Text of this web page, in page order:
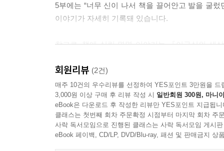
---「아름다움을 지키기 위해」중에서
내겐 소중한 사람이 언론에서 그저 ‘불쌍한 장애
는 만큼 세상이 나아지고 가장 약한 곳에서 세계
하는 일을 이 사회의 기억으로 남기고 싶었다.
---「서지 않는 열차를 멈춰 세우며」중에서
5부에는 “너무 신이 나서 책을 끌어안고 발을 굴
이야기가 자세히 기록돼 있습니다.
참고로, 책에 실린 몇몇 이야기는 『이규식의
「덧붙임」
책의 제목 ‘나는 동물’은 ‘좋은 동물’이 되고 싶
‘홍은전 작가와의 대화’(오은, 황정은 진행)를 함
회원리뷰 (2건)
매주 10건의 우수리뷰를 선정하여 YES포인트 3만원을 드
3,000원 이상 구매 후 리뷰 작성 시 일반회원 300원, 마니
eBook은 다운로드 후 작성한 리뷰만 YES포인트 지급됩니
클래스는 첫번째 회차 주문확정 시점부터 마지막 회차 주
사락 독서모임으로 진행된 클래스는 사락 독서모임 게시
eBook 페이백, CD/LP, DVD/Blu-ray, 패션 및 판매금지 상